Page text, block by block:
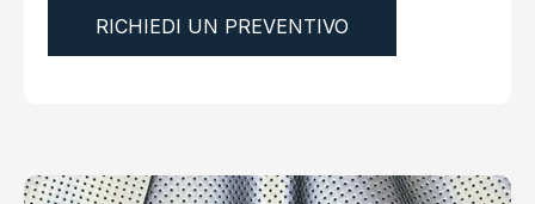
RICHIEDI UN PREVENTIVO